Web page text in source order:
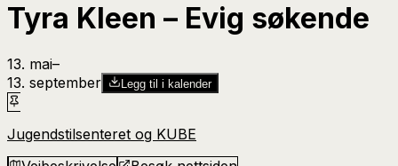
Tyra Kleen – Evig søkende
13. mai–​
13. september
Legg til i kalender
Jugendstilsenteret og KUBE